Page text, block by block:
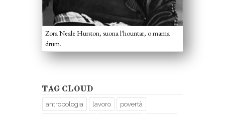
Zora Neale Hurston, suona l'hountar, o mama
drum.
TAG CLOUD
antropologia lavoro povertà